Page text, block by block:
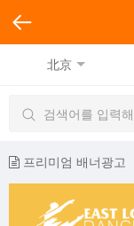
北京
프리미엄 배너광고